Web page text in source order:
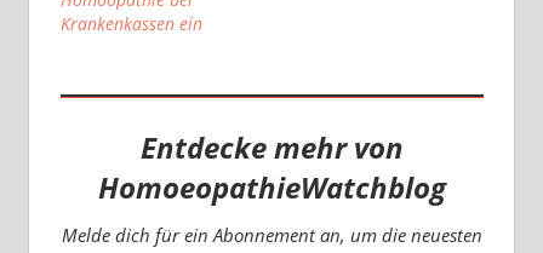
Krankenkassen ein
Entdecke mehr von
HomoeopathieWatchblog
Melde dich für ein Abonnement an, um die neuesten